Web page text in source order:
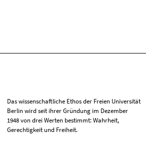
Das wissenschaftliche Ethos der Freien Universität
Berlin wird seit ihrer Gründung im Dezember
1948 von drei Werten bestimmt: Wahrheit,
Gerechtigkeit und Freiheit.